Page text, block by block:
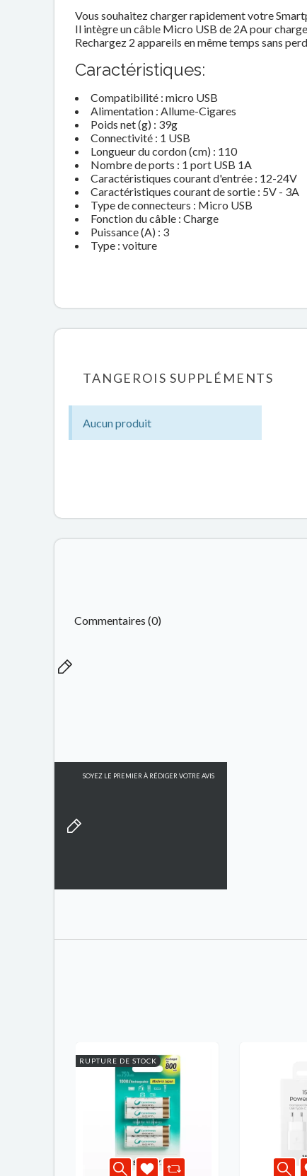
Vous souhaitez charger rapidement votre
Il intègre un câble Micro USB de 2A pour
Rechargez 2 appareils en même temps sans
Caractéristiques:
Compatibilité : micro USB
Alimentation : Allume-Cigares
Poids net (g) : 39g
Connectivité : 1 USB
Longueur du cordon (cm) : 110
Nombre de ports : 1 port USB 1A
Caractéristiques courant d'entrée : 12-24V
Caractéristiques courant de sortie : 5V - 3A
Type de connecteurs : Micro USB
Fonction du câble : Charge
Puissance (A) : 3
Type : voiture
TANGEROIS SUPPLÉMENTS
Aucun produit
Commentaires (0)
SOYEZ LE PREMIER À RÉDIGER VOTRE AVIS
RUPTURE DE STOCK